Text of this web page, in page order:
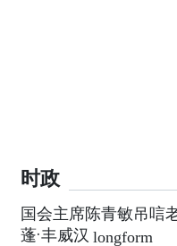
时政
国会主席陈青敏吊唁
蓬·丰威汉 longform